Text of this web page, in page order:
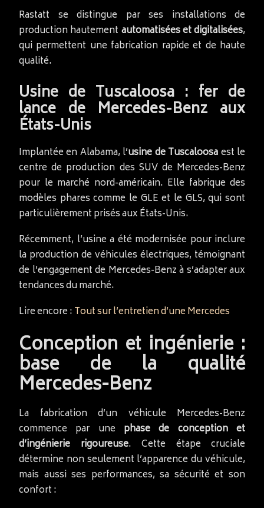
Rastatt se distingue par ses installations de
production hautement automatisées et digitalisées,
qui permettent une fabrication rapide et de haute
qualité.
Usine de Tuscaloosa : fer de
lance de Mercedes-Benz aux
États-Unis
Implantée en Alabama, l’usine de Tuscaloosaest le
centre de production des SUV de Mercedes-Benz
pour le marché nord-américain. Elle fabrique des
modèles phares comme le GLE et le GLS, qui sont
particulièrement prisés aux États-Unis.
Récemment, l’usine a été modernisée pour inclure
la production de véhicules électriques, témoignant
de l’engagement de Mercedes-Benz à s’adapter aux
tendances du marché.
Lire encore :Tout sur l’entretien d’une Mercedes
Conception et ingénierie :
base de la qualité
Mercedes-Benz
La fabrication d’un véhicule Mercedes-Benz
commence par une phase de conception et
d’ingénierie rigoureuse. Cette étape cruciale
détermine non seulement l’apparence du véhicule,
mais aussi ses performances, sa sécurité et son
confort :